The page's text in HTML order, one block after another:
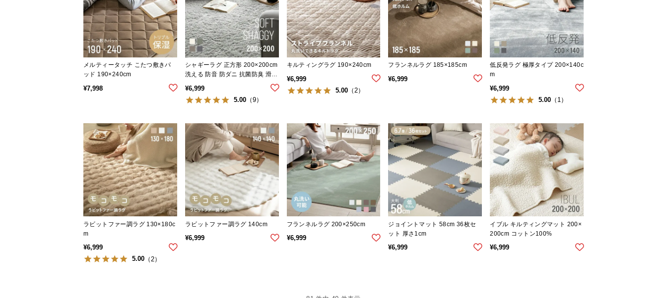
メルティータッチ こたつ敷きパ
ッド 190×240cm
¥7,998
シャギーラグ 正方形 200×200cm
洗える 防音 防ダニ 抗菌防臭 滑り
¥6,999
5.00（9）
キルティングラグ 190×240cm
¥6,999
5.00（2）
フランネルラグ 185×185cm
¥6,999
低反発ラグ 極厚タイプ 200×140c
m
¥6,999
5.00 （1）
ラビットファー調ラグ 130×180c
m
¥6,999
5.00 （2）
ラビットファー調ラグ 140cm
¥6,999
フランネルラグ 200×250cm
¥6,999
ジョイントマット 58cm 36枚セ
ット 厚さ1cm
¥6,999
イブル キルティングマット 200×
200cm コットン100%
¥6,999